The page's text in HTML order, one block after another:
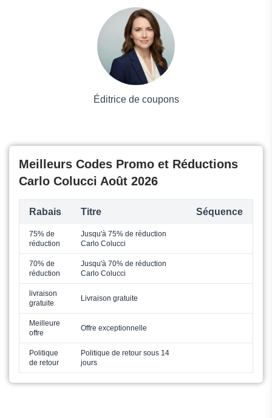
Éditrice de coupons
Meilleurs Codes Promo et Réductions
Carlo Colucci Août 2026
Rabais Titre Séquence
75% de
réduction
Jusqu'à 75% de réduction
Carlo Colucci
70% de
réduction
Jusqu'à 70% de réduction
Carlo Colucci
livraison
gratuite
Livraison gratuite
Meilleure
offre
Offre exceptionnelle
Politique
de retour
Politique de retour sous 14
jours